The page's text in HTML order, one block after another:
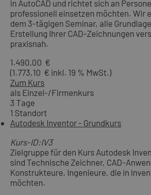
in AutoCAD und richtet sich an
professionell einsetzen möchten. Wir
dem 3-tägigen Seminar, alle
Erstellung Ihrer CAD-Zeichnungen
praxisnah.
1.490,00 €
(1.773,10 € inkl. 19 % MwSt.)
Zum Kurs
als Einzel-/Firmenkurs
3 Tage
1 Standort
Autodesk Inventor - Grundkurs
Kurs-ID:IV3
Zielgruppe für den Kurs Autodesk
sind Technische Zeichner, CAD-
Konstrukteure, Ingenieure, die in
möchten.